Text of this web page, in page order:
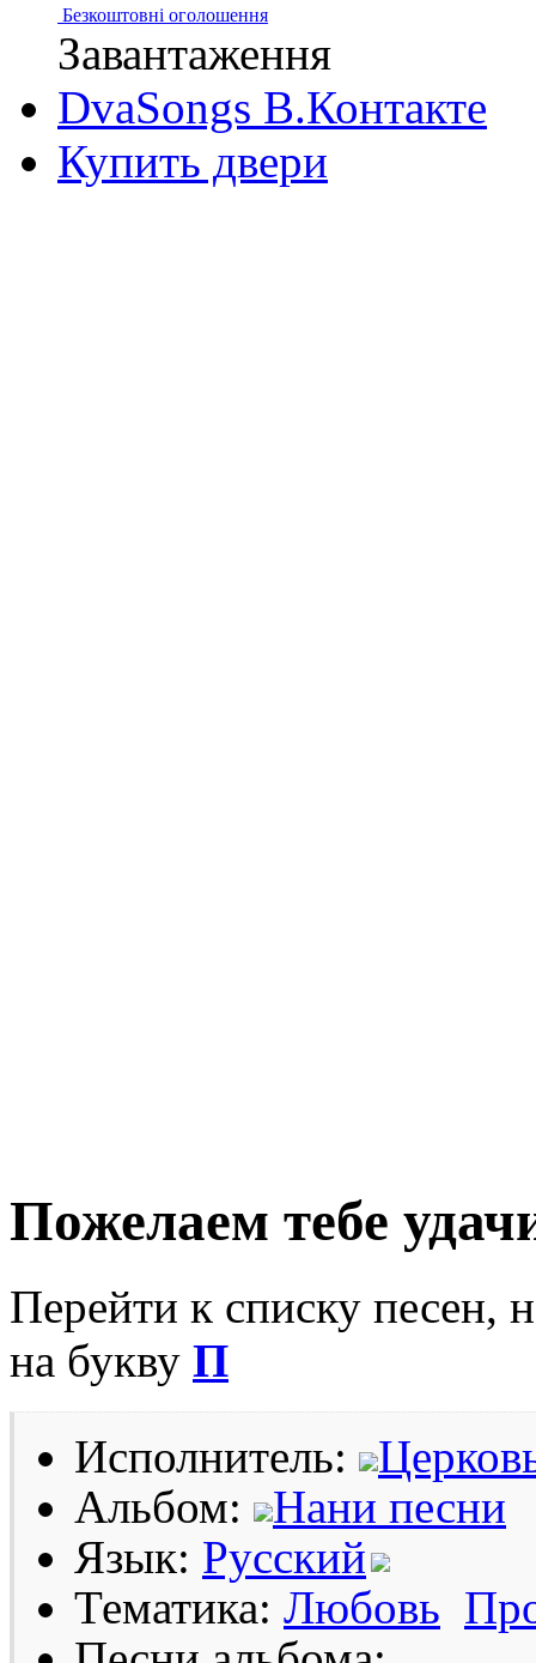
Безкоштовні оголошення
Завантаження
DvaSongs В.Контакте
Купить двери
Пожелаем тебе
Перейти к списку песен,
на букву П
Исполнитель:
Альбом:
Нани песни
Язык: Русский
Тематика: Любовь